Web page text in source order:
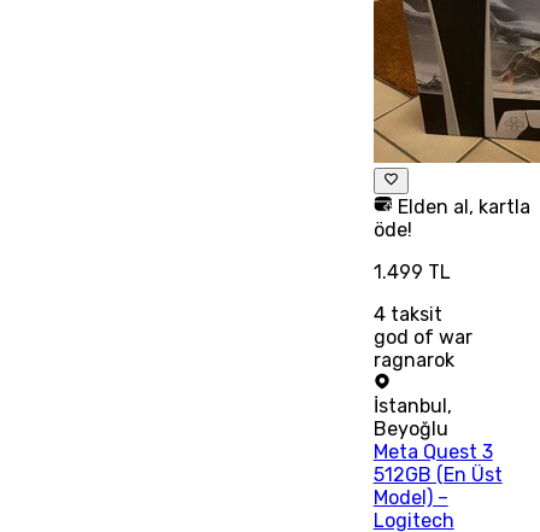
Elden al, kartla
öde!
1.499 TL
4taksit
god of war
ragnarok
İstanbul,
Beyoğlu
Meta Quest 3
512GB (En Üst
Model) –
Logitech